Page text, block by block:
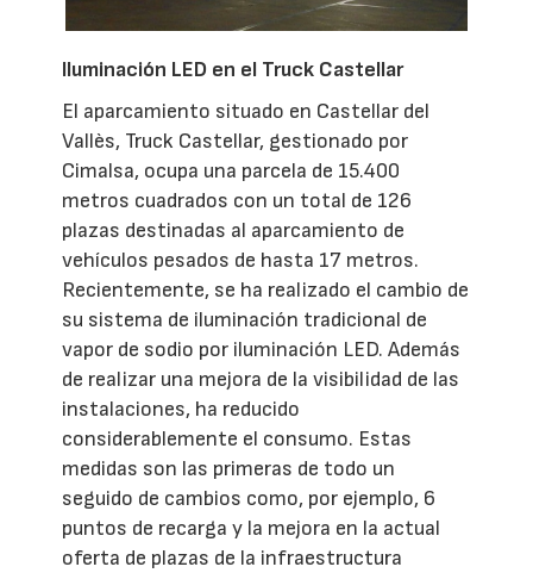
Iluminación LED en el Truck Castellar
El aparcamiento situado en Castellar del
Vallès, Truck Castellar, gestionado por
Cimalsa, ocupa una parcela de 15.400
metros cuadrados con un total de 126
plazas destinadas al aparcamiento de
vehículos pesados de hasta 17 metros.
Recientemente, se ha realizado el cambio de
su sistema de iluminación tradicional de
vapor de sodio por iluminación LED. Además
de realizar una mejora de la visibilidad de las
instalaciones, ha reducido
considerablemente el consumo. Estas
medidas son las primeras de todo un
seguido de cambios como, por ejemplo, 6
puntos de recarga y la mejora en la actual
oferta de plazas de la infraestructura